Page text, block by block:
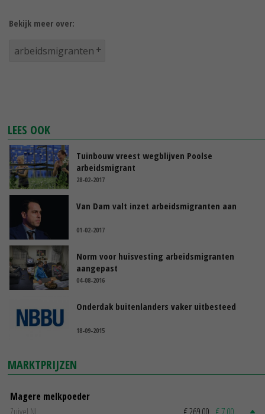
Bekijk meer over:
arbeidsmigranten
LEES OOK
Tuinbouw vreest wegblijven Poolse
arbeidsmigrant
28-02-2017
Van Dam valt inzet arbeidsmigranten aan
01-02-2017
Norm voor huisvesting arbeidsmigranten
aangepast
04-08-2016
Onderdak buitenlanders vaker uitbesteed
18-09-2015
MARKTPRIJZEN
Magere melkpoeder